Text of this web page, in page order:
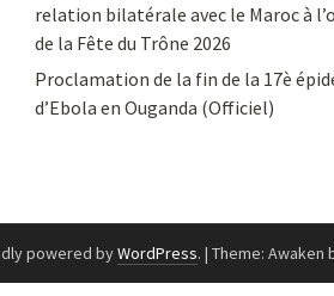
relation bilatérale avec le Maroc à
de la Fête du Trône 2026
Proclamation de la fin de la 17è
d’Ebola en Ouganda (Officiel)
powered byWordPress. | Theme: Awaken